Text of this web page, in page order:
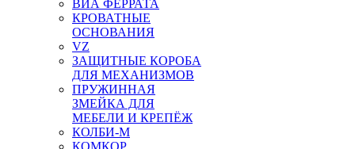
ВИА ФЕРРАТА
КРОВАТНЫЕ
ОСНОВАНИЯ
VZ
ЗАЩИТНЫЕ КОРОБА
ДЛЯ МЕХАНИЗМОВ
ПРУЖИННАЯ
ЗМЕЙКА ДЛЯ
МЕБЕЛИ И КРЕПЁЖ
КОЛБИ-М
КОМКОР